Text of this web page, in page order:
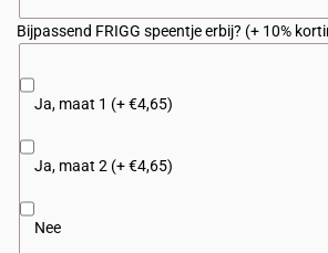
Bijpassend FRIGG speentje erbij? (+ 10%
Ja, maat 1 (+ €4,65)
Ja, maat 2 (+ €4,65)
Nee